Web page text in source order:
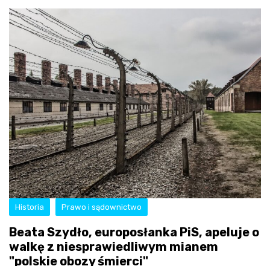
Historia Prawo i sądownictwo
Beata Szydło, europosłanka PiS, apeluje o
walkę z niesprawiedliwym mianem
"polskie obozy śmierci"